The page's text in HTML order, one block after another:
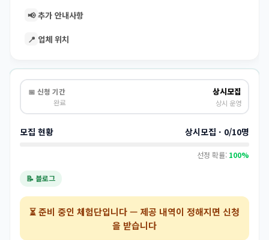
📢 추가 안내사항
📍 업체 위치
📅 신청 기간
완료
상시모집
상시 운영
모집 현황 상시모집 · 0/10명
선정 확률: 100%
📝 블로그
⏳준비 중인 체험단입니다 — 제공 내역이 정해지면 신청
을 받습니다